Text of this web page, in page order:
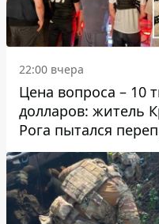
22:00 вчера
Цена вопроса – 10
долларов: житель
Рога пытался
мужчину в